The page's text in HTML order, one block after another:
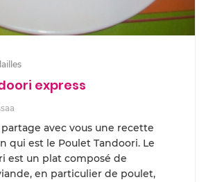
express
partage avec vous une recette
qui est le Poulet Tandoori. Le
est un plat composé de
en particulier de poulet,